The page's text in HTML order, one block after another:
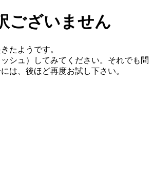
ございません
たようです。
シュ）してみてください。それでも問
は、後ほど再度お試し下さい。